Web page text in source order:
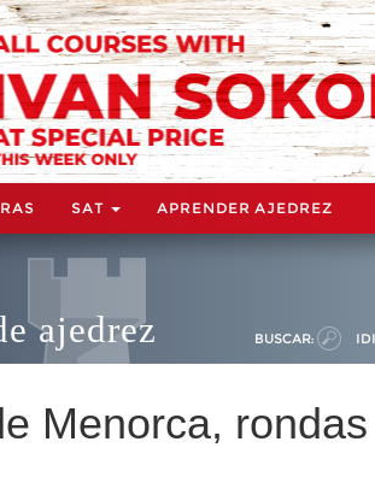
SAT APRENDER AJEDREZ
ajedrez BUSCAR:
Menorca,